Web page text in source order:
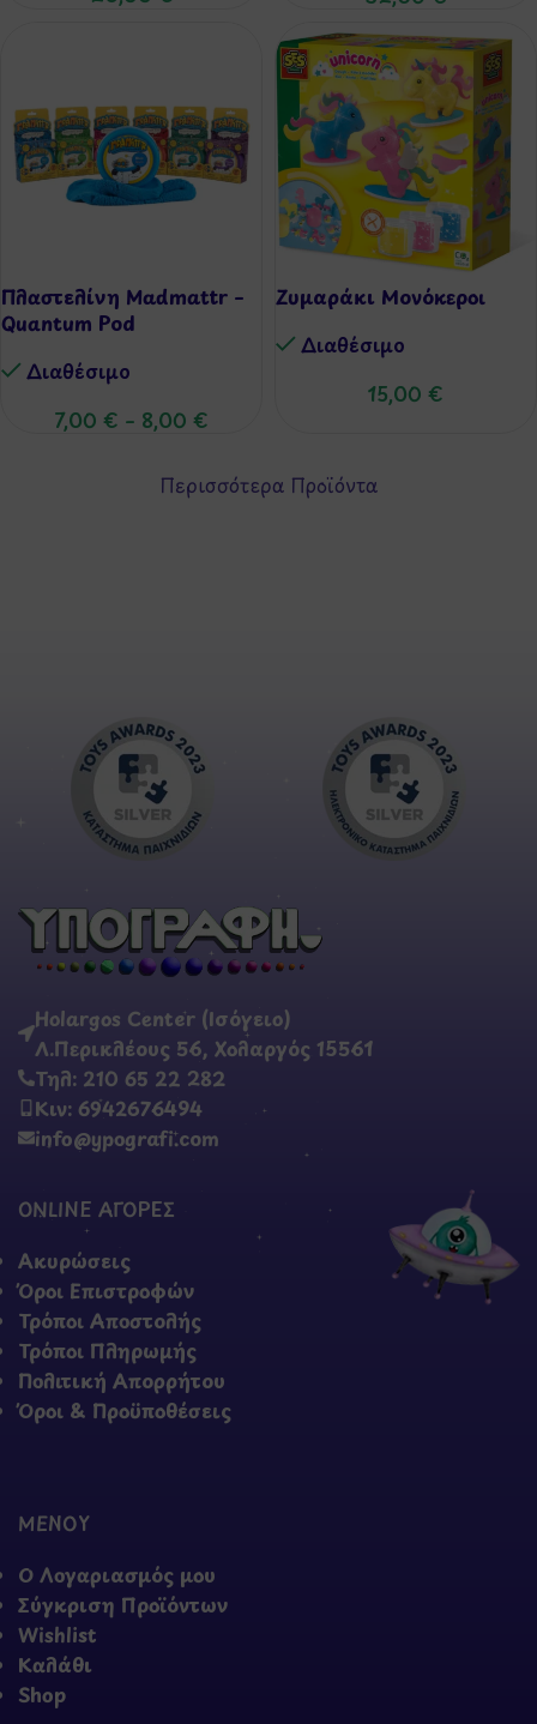
Πλαστελίνη Madmattr –
Quantum Pod
Διαθέσιμo
7,00 € – 8,00 €
Ζυμαράκι Μονόκεροι
Διαθέσιμo
15,00 €
Περισσότερα Προϊόντα
Holargos Center (Ισόγειο)
Λ.Περικλέους 56, Χολαργός 15561
Τηλ: 210 65 22 282
Κιν: 6942676494
info@ypografi.com
ONLINE ΑΓΟΡΕΣ
Ακυρώσεις
Όροι Επιστροφών
Τρόποι Αποστολής
Τρόποι Πληρωμής
Πολιτική Απορρήτου
Όροι & Προϋποθέσεις
ΜΕΝΟΥ
Ο Λογαριασμός μου
Σύγκριση Προϊόντων
Wishlist
Καλάθι
Shop